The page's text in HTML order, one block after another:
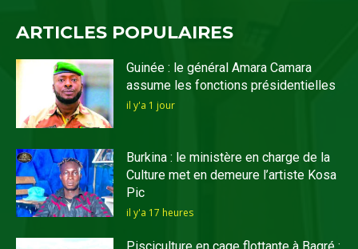
ARTICLES POPULAIRES
Guinée : le général Amara Camara
assume les fonctions présidentielles
il y'a 1 jour
Burkina : le ministère en charge de la
Culture met en demeure l’artiste Kosa
Pic
il y'a 17 heures